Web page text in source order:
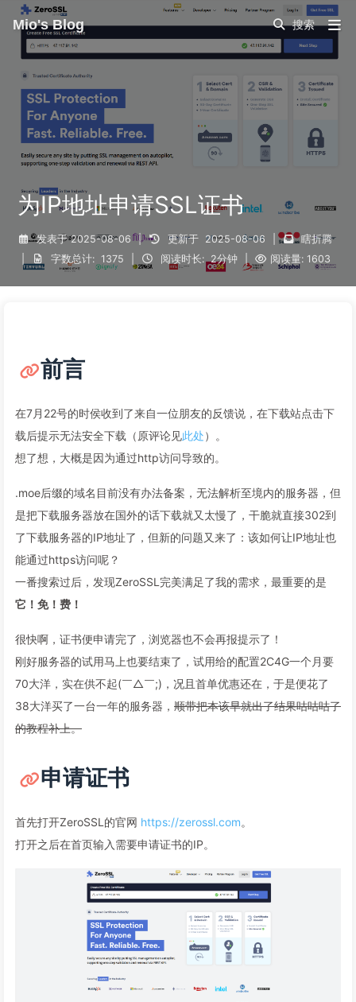
为IP地址申请SSL证书
发表于 2025-08-06 | 更新于 2025-08-06
瞎折腾
字数总计: 1375 阅读时长: 2分钟 阅读量: 1603
Mio's Blog
前言
在7月22号的时侯收到了来自一位朋友的反馈说，在下载站点击下
载后提示无法安全下载（原评论见此处）。
想了想，大概是因为通过http访问导致的。
.moe后缀的域名目前没有办法备案，无法解析至境内的服务器，但
是把下载服务器放在国外的话下载就又太慢了，干脆就直接302到
了下载服务器的IP地址了，但新的问题又来了：该如何让IP地址也
能通过https访问呢？
一番搜索过后，发现ZeroSSL完美满足了我的需求，最重要的是
它！免！费！
很快啊，证书便申请完了，浏览器也不会再报提示了！
刚好服务器的试用马上也要结束了，试用给的配置2C4G一个月要
70大洋，实在供不起(￣△￣;)，况且首单优惠还在，于是便花了
38大洋买了一台一年的服务器， 顺带把本该早就出了结果咕咕咕了
的教程补上。
申请证书
首先打开ZeroSSL的官网 https://zerossl.com。
打开之后在首页输入需要申请证书的IP。